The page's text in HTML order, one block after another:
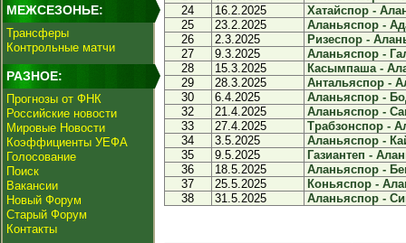
МЕЖСЕЗОНЬЕ:
Трансферы
Контрольные матчи
РАЗНОЕ:
Прогнозы от ФНК
Российские новости
Мировые Новости
Коэффициенты УЕФА
Голосование
Поиск
Вакансии
Новый Форум
Старый Форум
Контакты
24
16.2.2025
Хатайспор -
25
23.2.2025
Аланьяспор -
26
2.3.2025
Ризеспор -
27
9.3.2025
Аланьяспор -
28
15.3.2025
Касымпаша -
29
28.3.2025
Антальяспор -
30
6.4.2025
Аланьяспор -
32
21.4.2025
Аланьяспор -
33
27.4.2025
Трабзонспор -
34
3.5.2025
Аланьяспор -
35
9.5.2025
Газиантеп -
36
18.5.2025
Аланьяспор -
37
25.5.2025
Коньяспор -
38
31.5.2025 Аланьяспор -